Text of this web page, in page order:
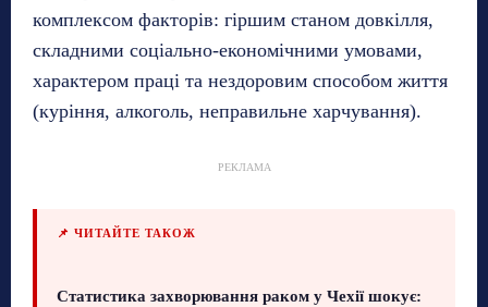
комплексом факторів: гіршим станом довкілля,
складними соціально-економічними умовами,
характером праці та нездоровим способом життя
(куріння, алкоголь, неправильне харчування).
РЕКЛАМА
📌 ЧИТАЙТЕ ТАКОЖ
Статистика захворювання раком у Чехії шокує: